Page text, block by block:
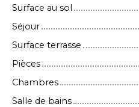
Surface au sol
Séjour
Surface terrasse
Pièces
Chambres
Salle de bains